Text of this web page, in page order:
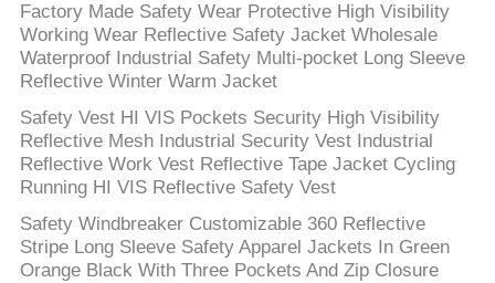
Factory Made Safety Wear Protective High Visibility
Working Wear Reflective Safety Jacket Wholesale
Waterproof Industrial Safety Multi-pocket Long Sleeve
Reflective Winter Warm Jacket
Safety Vest HI VIS Pockets Security High Visibility
Reflective Mesh Industrial Security Vest Industrial
Reflective Work Vest Reflective Tape Jacket Cycling
Running HI VIS Reflective Safety Vest
Safety Windbreaker Customizable 360 Reflective
Stripe Long Sleeve Safety Apparel Jackets In Green
Orange Black With Three Pockets And Zip Closure